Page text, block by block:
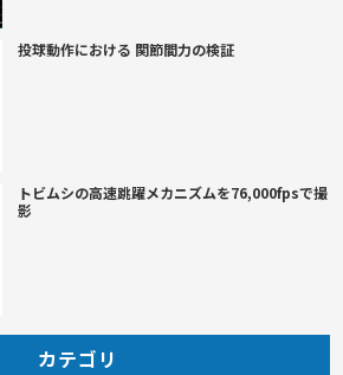
投球動作における 関節間力の検証
トビムシの高速跳躍メカニズムを76,000fpsで撮
影
カテゴリ